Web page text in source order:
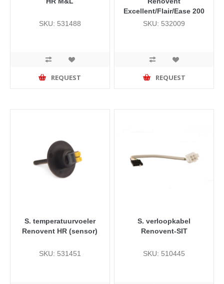
SKU: 531488
REQUEST
Excellent/Flair/Ease 200
SKU: 532009
REQUEST
S. temperatuurvoeler
Renovent HR (sensor)
SKU: 531451
S. verloopkabel
Renovent-SIT
SKU: 510445